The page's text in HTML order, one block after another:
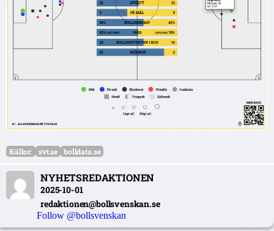
Källor: svt.se bolldata.se
NYHETSREDAKTIONEN
2025-10-01
redaktionen@bollsvenskan.se
Follow @bollsvenskan